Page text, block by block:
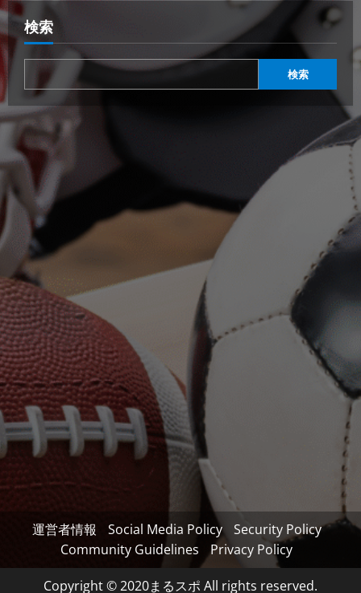
検索
検索
運営者情報 Social Media Policy
Security Policy
Community Guidelines
Privacy Policy
Copyright © 2020まるスポ All rights reserved.